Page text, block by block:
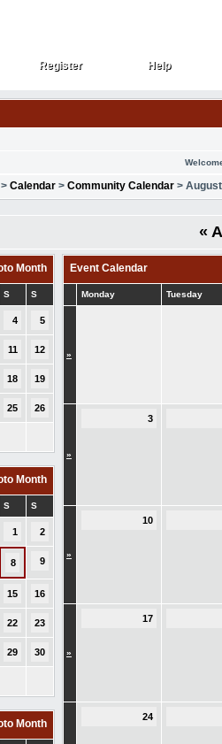
Register
Register Help
Help
> Calendar > Community Calendar >
«
S S
4 5
11 12
18 19
25 26
S S
1 2
8 9
15 16
22 23
29 30
Event Calendar
Monday Tuesday
»
»
3
»
10
»
17
24